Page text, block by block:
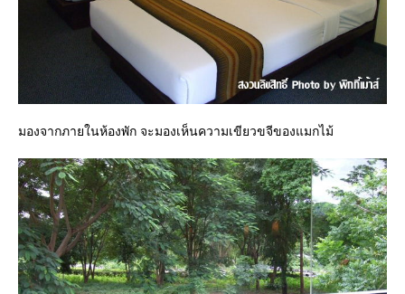
มองจากภายในห้องพัก จะมองเห็นความเขียวขจีของแมกไม้